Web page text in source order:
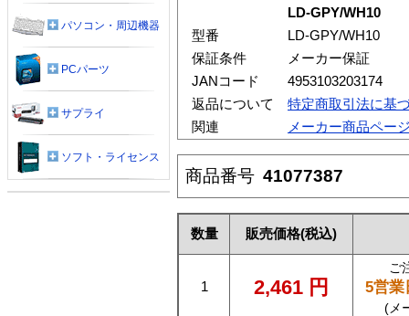
LD-GPY/WH10
型番
LD-GPY/WH10
保証条件
メーカー保証
JANコード
4953103203174
返品について
特定商取引法に基
関連
メーカー商品ペー
商品番号 41077387
数量 販売価格(税込)
1 2,461 円
ご
5営業
(メ
パソコン・周辺機器
PCパーツ
サプライ
ソフト・ライセンス